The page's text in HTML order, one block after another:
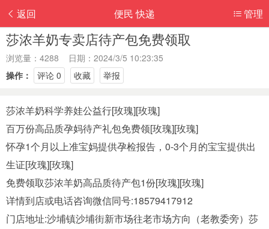
返回 管理
便民 快递
莎浓羊奶专卖店待产包免费领取
浏览量：4288 日期：2024/3/5 10:23:35
操作：
评论 0 收藏 举报
莎浓羊奶科学养娃公益行[玫瑰][玫瑰]​‎͏
百万份高品质孕妈待产礼包免费领[玫瑰][玫瑰]
怀孕1个月以上准宝妈提供孕检报告，0-3个月的宝宝提供出
生证[玫瑰][玫瑰]
免费领取莎浓羊奶高品质待产包1份[玫瑰][玫瑰]
详情到店或电话咨询微信同号:18579417912
门店地址:沙埔镇沙埔街新市场往老市场方向（老教委旁）莎